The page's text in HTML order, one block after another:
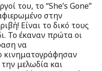
του, το “She’s Gone”
στην
Είναι το δικό τους
Το έκαναν πρώτα οι
να
κινηματογράφησαν
μελωδία και